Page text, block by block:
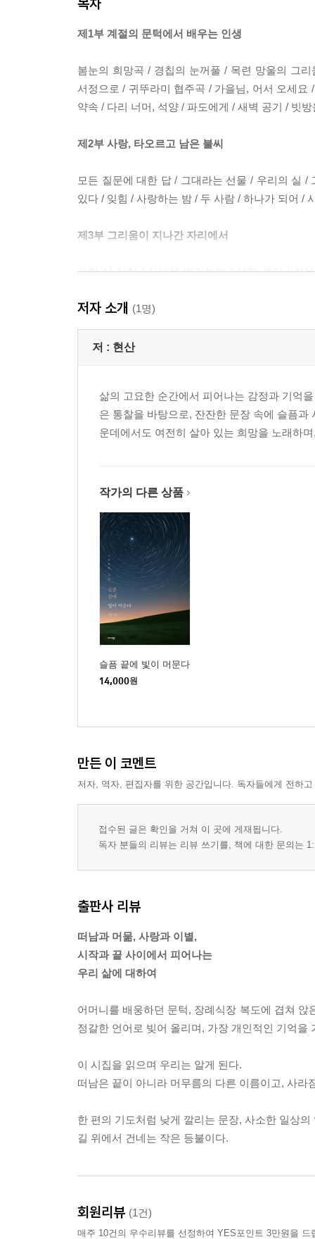
제1부 계절의 문턱에서 배우는 인생
봄눈의 희망곡 / 경칩의 눈꺼풀 / 목련 망울의 그
서정으로 / 귀뚜라미 협주곡 / 가을님, 어서 오세
약속 / 다리 너머, 석양 / 파도에게 / 새벽 공기 / 빗
제2부 사랑, 타오르고 남은 불씨
모든 질문에 대한 답 / 그대라는 선물 / 우리의 실
있다 / 잊힘 / 사랑하는 밤 / 두 사람 / 하나가 되어 /
제3부 그리움이 지나간 자리에서
사랑·삶·사람 / 하늘을 바라보며 / 선한 생각 /
그 후로 오래오래 행복하게 / 은은한 향기 / 연휴의
/ 다시 밤이 되었습니다 / 밤과 새벽 사이 / 경계의
속의 빛 / 괜찮아, 괜찮지, 괜찮을 거야 / 내일의 나
사랑·삶 / 네가 내 옆에 있어서 / 그런 사람 / 하
흐르면 / 그리움이 된 슬픔 / 그대, 내 마음 한구석
스무 살의 봄날에게 / 젊음의 거울 / 걱정 없는
휴가의 진리 / 마음을 여는 발걸음 / 속초에서 /
것 / 아쉬움의 그림자 / 마음만큼은 / 9회 말 2아
않는 건, 눈빛 / 자식들이 가장 오래 볼 사진 / 삶의
저자 소개 (1명)
저 : 현산
삶의 고요한 순간에서 피어나는 감정과 기억
은 통찰을 바탕으로, 잔잔한 문장 속에 슬픔
운데에서도 여전히 살아 있는 희망을 노래하
작가의 다른 상품
슬픔 끝에 빛이 머문다
14,000원
만든 이 코멘트
저자, 역자, 편집자를 위한 공간입니다. 독자들에게 전하
접수된 글은 확인을 거쳐 이 곳에 게재됩니다.
독자 분들의 리뷰는 리뷰 쓰기를, 책에 대한 문의는
출판사 리뷰
떠남과 머묾, 사랑과 이별,
시작과 끝 사이에서 피어나는
우리 삶에 대하여
어머니를 배웅하던 문턱, 장례식장 복도에 겹쳐
정갈한 언어로 빚어 올리며, 가장 개인적인 기억을
이 시집을 읽으며 우리는 알게 된다.
떠남은 끝이 아니라 머무름의 다른 이름이고, 사
한 편의 기도처럼 낮게 깔리는 문장, 사소한 일상
길 위에서 건네는 작은 등불이다.
회원리뷰 (1건)
매주 10건의 우수리뷰를 선정하여 YES포인트 3만원을 드